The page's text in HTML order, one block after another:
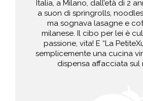
Italia, a Milano, dall’età di 2
a suon di springrolls,
ma sognava lasagne e
milanese. Il cibo per lei è
passione, vita! E “La
semplicemente una cucina
dispensa affacciata sul